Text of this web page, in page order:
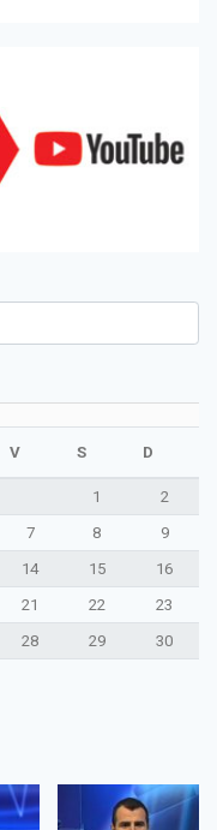
V S D
1
2
7 8
9
14 15
16
21 22
23
28 29
30